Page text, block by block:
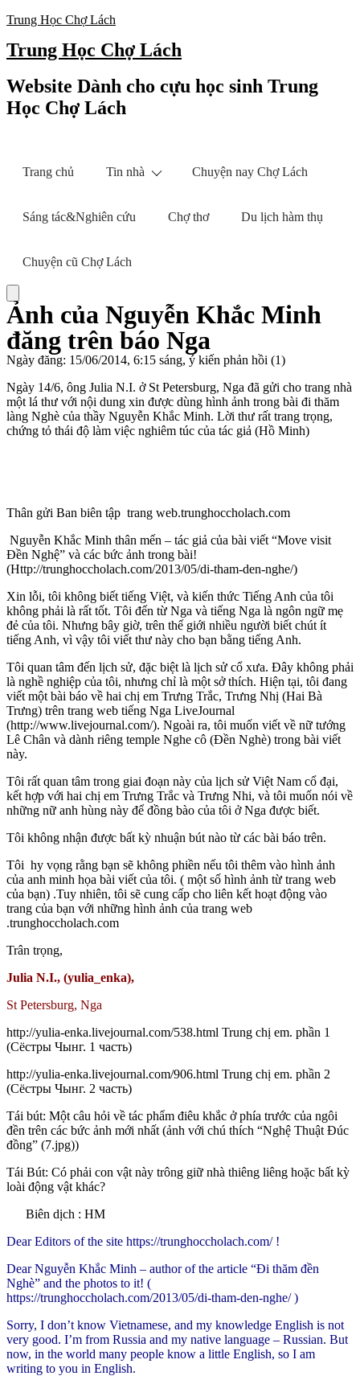
Trung Học Chợ Lách
Trung Học Chợ Lách
Website Dành cho cựu học sinh Trung
Học Chợ Lách
Trang chủ Tin nhà Chuyện nay Chợ Lách
Sáng tác&Nghiên cứu Chợ thơ Du lịch hàm thụ
Chuyện cũ Chợ Lách
Ảnh của Nguyễn Khắc Minh
đăng trên báo Nga
Ngày đăng: 15/06/2014, 6:15 sáng, ý kiến phản hồi (1)
Ngày 14/6, ông Julia N.I. ở St Petersburg, Nga đã gửi cho trang nhà
một lá thư với nội dung xin được dùng hình ảnh trong bài đi thăm
làng Nghè của thầy Nguyễn Khắc Minh. Lời thư rất trang trọng,
chứng tỏ thái độ làm việc nghiêm túc của tác giả (Hồ Minh)
Thân gửi Ban biên tập trang web.trunghoccholach.com
Nguyễn Khắc Minh thân mến – tác giả của bài viết “Move visit
Đền Nghệ” và các bức ảnh trong bài!
(Http://trunghoccholach.com/2013/05/di-tham-den-nghe/)
Xin lỗi, tôi không biết tiếng Việt, và kiến ​​thức Tiếng Anh của tôi
không phải là rất tốt. Tôi đến từ Nga và tiếng Nga là ngôn ngữ mẹ
đẻ của tôi. Nhưng bây giờ, trên thế giới nhiều người biết chút ít
tiếng Anh, vì vậy tôi viết thư này cho bạn bằng tiếng Anh.
Tôi quan tâm đến lịch sử, đặc biệt là lịch sử cổ xưa. Đây không phải
là nghề nghiệp của tôi, nhưng chỉ là một sở thích. Hiện tại, tôi đang
viết một bài báo về hai chị em Trưng Trắc, Trưng Nhị (Hai Bà
Trưng) trên trang web tiếng Nga LiveJournal
(http://www.livejournal.com/). Ngoài ra, tôi muốn viết về nữ tướng
Lê Chân và dành riêng temple Nghe cô (Đền Nghè) trong bài viết
này.
Tôi rất quan tâm trong giai đoạn này của lịch sử Việt Nam cổ đại,
kết hợp với hai chị em Trưng Trắc và Trưng Nhi, ​​và tôi muốn nói về
những nữ anh hùng này để đồng bào của tôi ở Nga được biết.
Tôi không nhận được bất kỳ nhuận bút nào từ các bài báo trên.
Tôi hy vọng rằng bạn sẽ không phiền nếu tôi thêm vào hình ảnh
của anh minh họa bài viết của tôi. ( một số hình ảnh từ trang web
của bạn) .Tuy nhiên, tôi sẽ cung cấp cho liên kết hoạt động vào
trang của bạn với những hình ảnh của trang web
.trunghoccholach.com
Trân trọng,
Julia N.I., (yulia_enka),
St Petersburg, Nga
http://yulia-enka.livejournal.com/538.html Trung chị em. phần 1
(Сёстры Чынг. 1 часть)
http://yulia-enka.livejournal.com/906.html Trung chị em. phần 2
(Сёстры Чынг. 2 часть)
Tái bút: Một câu hỏi về tác phẩm điêu khắc ở phía trước của ngôi
đền trên các bức ảnh mới nhất (ảnh với chú thích “Nghệ Thuật Đúc
đồng” (7.jpg))
Tái Bút: Có phải con vật này trông giữ nhà thiêng liêng hoặc bất kỳ
loài động vật khác?
Biên dịch : HM
Dear Editors of the site https://trunghoccholach.com/ !
Dear Nguyễn Khắc Minh – author of the article “Đi thăm đền
Nghè” and the photos to it! (
https://trunghoccholach.com/2013/05/di-tham-den-nghe/ )
Sorry, I don’t know Vietnamese, and my knowledge English is not
very good. I’m from Russia and my native language – Russian. But
now, in the world many people know a little English, so I am
writing to you in English.